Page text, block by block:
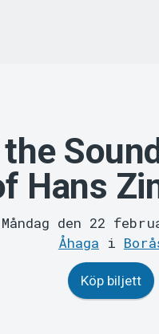
Hans
Måndag den 22
Åhaga i
Köp biljett